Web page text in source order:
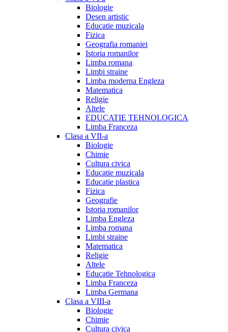
Biologie
Desen artistic
Educatie muzicala
Fizica
Geografia romaniei
Istoria romanilor
Limba romana
Limbi straine
Limba moderna Engleza
Matematica
Religie
Altele
EDUCATIE TEHNOLOGICA
Limba Franceza
Clasa a VII-a
Biologie
Chimie
Cultura civica
Educatie muzicala
Educatie plastica
Fizica
Geografie
Istoria romanilor
Limba Engleza
Limba romana
Limbi straine
Matematica
Religie
Altele
Educatie Tehnologica
Limba Franceza
Limba Germana
Clasa a VIII-a
Biologie
Chimie
Cultura civica